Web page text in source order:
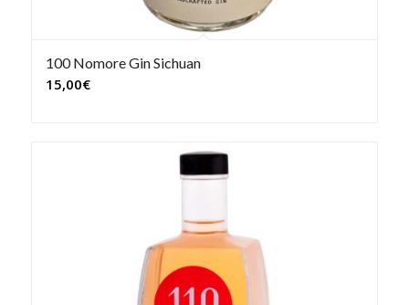
100 Nomore Gin Sichuan
15,00€